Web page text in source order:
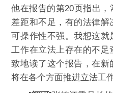
他在报告的第20页指出
差距和不足，有的法律解
可操作性不强。我想这
工作在立法上存在的不
致地读了这个报告，在
将在各个方面推进立法工